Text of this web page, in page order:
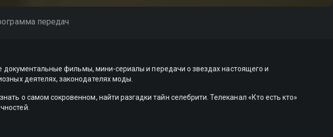
передач
документальные фильмы, мини-сериалы и передачи о звездах настоящего и
деятелях, законодателях моды.
о самом сокровенном, найти разгадки тайн селебрити. Телеканал «Кто есть кто»